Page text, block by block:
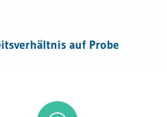
auf Probe